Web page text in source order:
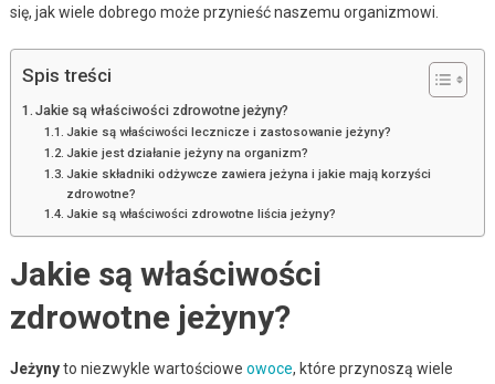
się, jak wiele dobrego może przynieść naszemu organizmowi.
Spis treści
Jakie są właściwości zdrowotne jeżyny?
Jakie są właściwości lecznicze i zastosowanie jeżyny?
Jakie jest działanie jeżyny na organizm?
Jakie składniki odżywcze zawiera jeżyna i jakie mają korzyści
zdrowotne?
Jakie są właściwości zdrowotne liścia jeżyny?
Jakie są właściwości
zdrowotne jeżyny?
Jeżynyto niezwykle wartościowe owoce, które przynoszą wiele